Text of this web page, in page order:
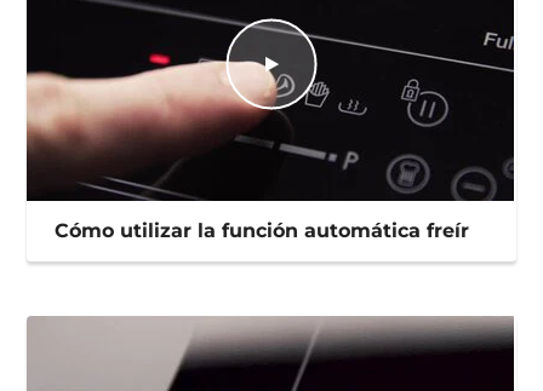
Cómo utilizar la función automática freír